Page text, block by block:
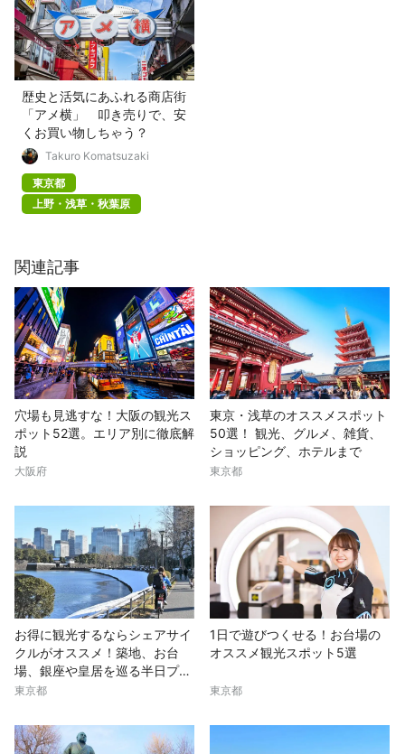
歴史と活気にあふれる商店街
「アメ横」 叩き売りで、安
くお買い物しちゃう？
Takuro Komatsuzaki
東京都
上野・浅草・秋葉原
関連記事
穴場も見逃すな！大阪の観光ス
ポット52選。エリア別に徹底解
説
大阪府
東京・浅草のオススメスポット
50選！ 観光、グルメ、雑貨、
ショッピング、ホテルまで
東京都
お得に観光するならシェアサイ
クルがオススメ！築地、お台
場、銀座や皇居を巡る半日プラ
ン
東京都
1日で遊びつくせる！お台場の
オススメ観光スポット5選
東京都